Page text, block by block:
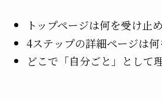
トップページは何を受け止
4ステップの詳細ページは
どこで「自分ごと」として